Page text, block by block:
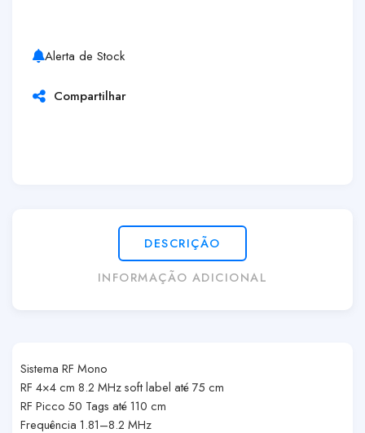
Alerta de Stock
Compartilhar
DESCRIÇÃO
INFORMAÇÃO ADICIONAL
Sistema RF Mono
RF 4×4 cm 8.2 MHz soft label até 75 cm
RF Picco 50 Tags até 110 cm
Frequência 1.81–8.2 MHz